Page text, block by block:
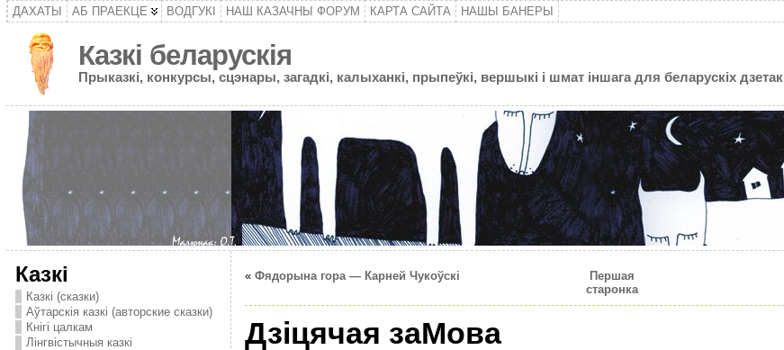
ДАХАТЫ АБ ПРАЕКЦЕ ВОДГУКІ НАШ КАЗАЧНЫ ФОРУМ КАРТА САЙТА НАШЫ БАНЕРЫ
Казкі беларускія
Прыказкі, конкурсы, сцэнары, загадкі, калыханкі, прыпеўкі, вершыкі і шмат іншага для беларускіх дзетак
Казкі
Казкі (сказки)
Аўтарскія казкі (авторские сказки)
Кнігі цалкам
Лінгвістычныя казкі
« Фядорына гора — Карней Чукоўскі
Першая
старонка
Дзіцячая заМова